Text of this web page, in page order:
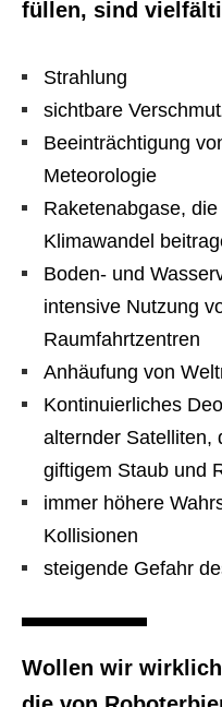
füllen, sind
Strahlung
sichtbare
Beeinträchtigung
Meteorologie
Raketenabgase,
Klimawandel
Boden- und
intensive Nutzung
Raumfahrtzentren
Anhäufung von
Kontinuierliches
alternder Satelliten,
giftigem Staub und
immer höhere
Kollisionen
steigende Gefahr
Wollen wir